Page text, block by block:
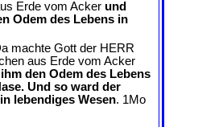
Erde vom Acker und
Odem des Lebens in
machte Gott der HERR
aus Erde vom Acker
den Odem des Lebens
Und so ward der
lebendiges Wesen. 1Mo